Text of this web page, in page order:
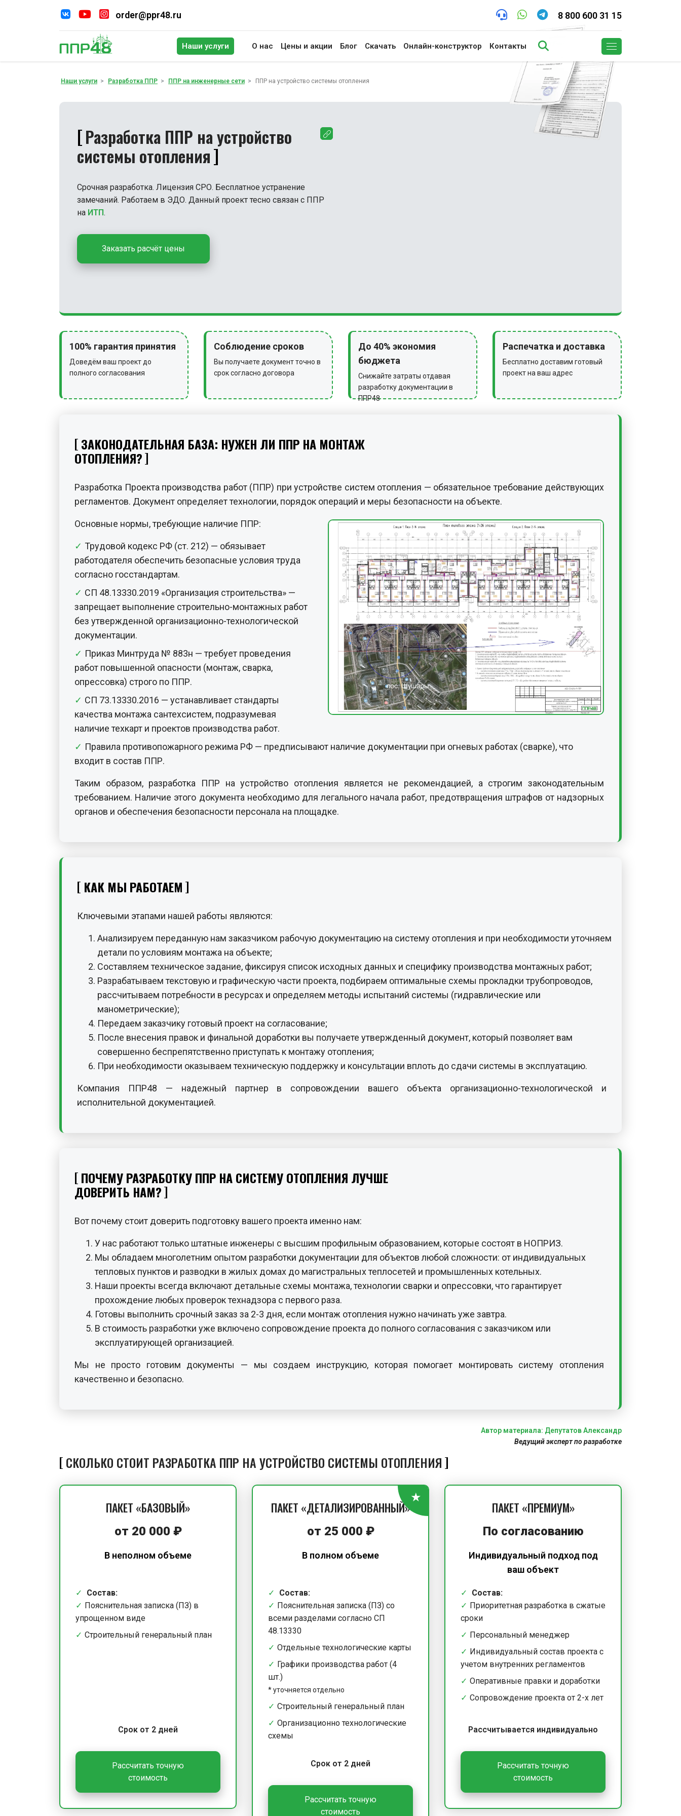
order@ppr48.ru 8 800 600 31 15
Наши услуги О нас Цены и акции Блог Скачать Онлайн-конструктор Контакты
Наши услуги Разработка ППР ППР на инженерные сети ППР на устройство системы отопления
Разработка ППР на устройство
системы отопления
Срочная разработка. Лицензия СРО. Бесплатное устранение
замечаний. Работаем в ЭДО. Данный проект тесно связан с ППР
на ИТП.
Заказать расчёт цены
100% гарантия принятия
Доведём ваш проект до
полного согласования
Соблюдение сроков
Вы получаете документ точно в
срок согласно договора
До 40% экономия
бюджета
Снижайте затраты отдавая
разработку документации в
ППР48
Распечатка и доставка
Бесплатно доставим готовый
проект на ваш адрес
ЗАКОНОДАТЕЛЬНАЯ БАЗА: НУЖЕН ЛИ ППР НА МОНТАЖ
ОТОПЛЕНИЯ?
Разработка Проекта производства работ (ППР) при устройстве систем отопления — обязательное требование действующих
регламентов. Документ определяет технологии, порядок операций и меры безопасности на объекте.
Основные нормы, требующие наличие ППР:
Трудовой кодекс РФ (ст. 212) — обязывает
работодателя обеспечить безопасные условия труда
согласно госстандартам.
СП 48.13330.2019 «Организация строительства» —
запрещает выполнение строительно-монтажных работ
без утвержденной организационно-технологической
документации.
Приказ Минтруда № 883н — требует проведения
работ повышенной опасности (монтаж, сварка,
опрессовка) строго по ППР.
СП 73.13330.2016 — устанавливает стандарты
качества монтажа сантехсистем, подразумевая
наличие техкарт и проектов производства работ.
Правила противопожарного режима РФ — предписывают наличие документации при огневых работах (сварке), что
входит в состав ППР.
Таким образом, разработка ППР на устройство отопления является не рекомендацией, а строгим законодательным
требованием. Наличие этого документа необходимо для легального начала работ, предотвращения штрафов от надзорных
органов и обеспечения безопасности персонала на площадке.
КАК МЫ РАБОТАЕМ
Ключевыми этапами нашей работы являются:
Анализируем переданную нам заказчиком рабочую документацию на систему отопления и при необходимости уточняем
детали по условиям монтажа на объекте;
Составляем техническое задание, фиксируя список исходных данных и специфику производства монтажных работ;
Разрабатываем текстовую и графическую части проекта, подбираем оптимальные схемы прокладки трубопроводов,
рассчитываем потребности в ресурсах и определяем методы испытаний системы (гидравлические или
манометрические);
Передаем заказчику готовый проект на согласование;
После внесения правок и финальной доработки вы получаете утвержденный документ, который позволяет вам
совершенно беспрепятственно приступать к монтажу отопления;
При необходимости оказываем техническую поддержку и консультации вплоть до сдачи системы в эксплуатацию.
Компания ППР48 — надежный партнер в сопровождении вашего объекта организационно-технологической и
исполнительной документацией.
ПОЧЕМУ РАЗРАБОТКУ ППР НА СИСТЕМУ ОТОПЛЕНИЯ ЛУЧШЕ
ДОВЕРИТЬ НАМ?
Вот почему стоит доверить подготовку вашего проекта именно нам:
У нас работают только штатные инженеры с высшим профильным образованием, которые состоят в НОПРИЗ.
Мы обладаем многолетним опытом разработки документации для объектов любой сложности: от индивидуальных
тепловых пунктов и разводки в жилых домах до магистральных теплосетей и промышленных котельных.
Наши проекты всегда включают детальные схемы монтажа, технологии сварки и опрессовки, что гарантирует
прохождение любых проверок технадзора с первого раза.
Готовы выполнить срочный заказ за 2-3 дня, если монтаж отопления нужно начинать уже завтра.
В стоимость разработки уже включено сопровождение проекта до полного согласования с заказчиком или
эксплуатирующей организацией.
Мы не просто готовим документы — мы создаем инструкцию, которая помогает монтировать систему отопления
качественно и безопасно.
Автор материала: Депутатов Александр
Ведущий эксперт по разработке
СКОЛЬКО СТОИТ РАЗРАБОТКА ППР НА УСТРОЙСТВО СИСТЕМЫ ОТОПЛЕНИЯ
ПАКЕТ «БАЗОВЫЙ»
от 20 000 ₽
В неполном объеме
Состав:
Пояснительная записка (ПЗ) в
упрощенном виде
Строительный генеральный план
Срок от 2 дней
Рассчитать точную
стоимость
ПАКЕТ «ДЕТАЛИЗИРОВАННЫЙ»
от 25 000 ₽
В полном объеме
Состав:
Пояснительная записка (ПЗ) со
всеми разделами согласно СП
48.13330
Отдельные технологические карты
Графики производства работ (4
шт.)
*уточняется отдельно
Строительный генеральный план
Организационно технологические
схемы
Срок от 2 дней
Рассчитать точную
стоимость
ПАКЕТ «ПРЕМИУМ»
По согласованию
Индивидуальный подход под
ваш объект
Состав:
Приоритетная разработка в сжатые
сроки
Персональный менеджер
Индивидуальный состав проекта с
учетом внутренних регламентов
Оперативные правки и доработки
Сопровождение проекта от 2-х лет
Рассчитывается индивидуально
Рассчитать точную
стоимость
Поиск